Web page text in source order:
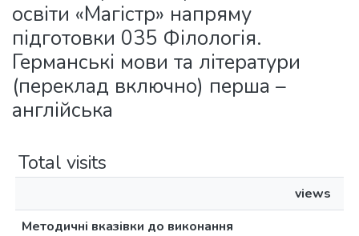
освіти «Магістр» напряму
підготовки 035 Філологія.
Германські мови та літератури
(переклад включно) перша –
англійська
Total visits
views
Методичні вказівки до виконання